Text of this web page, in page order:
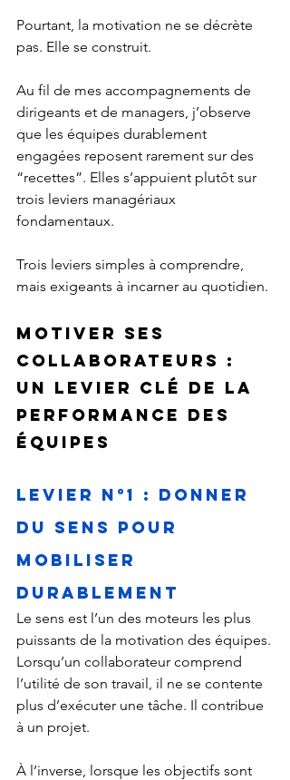
Pourtant, la motivation ne se décrète
pas. Elle se construit.
Au fil de mes accompagnements de
dirigeants et de managers, j’observe
que les équipes durablement
engagées reposent rarement sur des
“recettes”. Elles s’appuient plutôt sur
trois leviers managériaux
fondamentaux.
Trois leviers simples à comprendre,
mais exigeants à incarner au quotidien.
Motiver ses
collaborateurs :
un levier clé de la
performance des
équipes
Levier n°1 : Donner
du sens pour
mobiliser
durablement
Le sens est l’un des moteurs les plus
puissants de la motivation des équipes.
Lorsqu’un collaborateur comprend
l’utilité de son travail, il ne se contente
plus d’exécuter une tâche. Il contribue
à un projet.
À l’inverse, lorsque les objectifs sont